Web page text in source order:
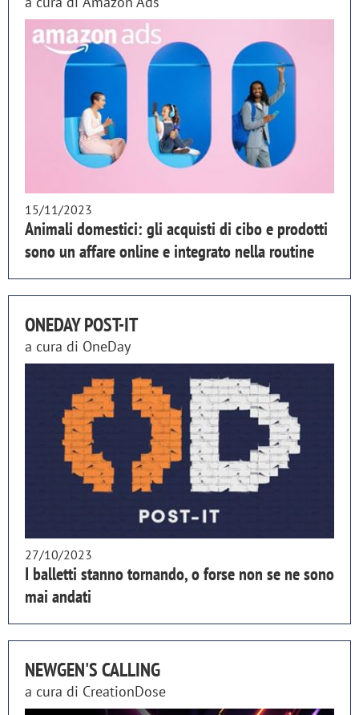
15/11/2023
Animali domestici: gli acquisti di cibo e prodotti
sono un affare online e integrato nella routine
ONEDAY POST-IT
a cura di OneDay
27/10/2023
I balletti stanno tornando, o forse non se ne sono
mai andati
NEWGEN'S CALLING
a cura di CreationDose